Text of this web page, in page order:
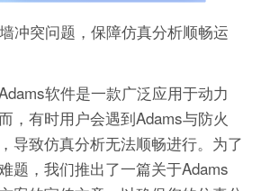
冲突问题，保障仿真分析顺畅运
软件是一款广泛应用于动力
，有时用户会遇到Adams与防火
导致仿真分析无法顺畅进行。为了
题，我们推出了一篇关于Adams